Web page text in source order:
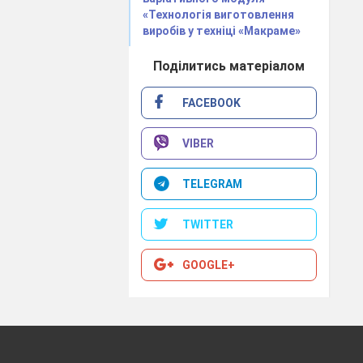
«Технологія виготовлення
виробів у техніці «Макраме»
Поділитись матеріалом
FACEBOOK
VIBER
TELEGRAM
TWITTER
GOOGLE+